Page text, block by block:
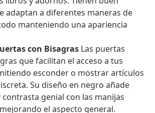
adaptan a diferentes maneras de
manteniendo una apariencia
con Bisagras Las puertas
que facilitan el acceso a tus
esconder o mostrar artículos
Su diseño en negro añade
contrasta genial con las manijas
el aspecto general.